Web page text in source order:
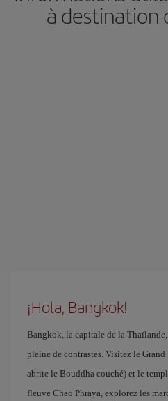
à destination
¡Hola, Bangkok!
Bangkok, la capitale de la
pleine de contrastes. Visitez le
abrite le Bouddha couché) et le
fleuve Chao Phraya, explorez les